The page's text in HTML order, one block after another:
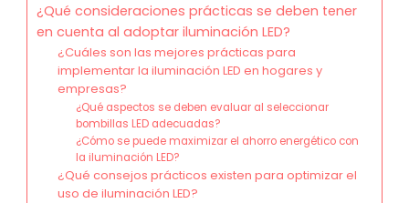
¿Qué consideraciones prácticas se deben tener
en cuenta al adoptar iluminación LED?
¿Cuáles son las mejores prácticas para
implementar la iluminación LED en hogares y
empresas?
¿Qué aspectos se deben evaluar al seleccionar
bombillas LED adecuadas?
¿Cómo se puede maximizar el ahorro energético con
la iluminación LED?
¿Qué consejos prácticos existen para optimizar el
uso de iluminación LED?